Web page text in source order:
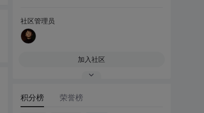
社区管理员
加入社区
积分榜 荣誉榜